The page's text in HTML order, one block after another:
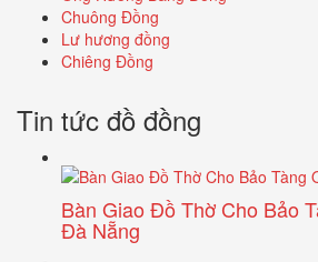
Chuông Đồng
Lư hương đồng
Chiêng Đồng
Tin tức đồ đồng
Bàn Giao Đồ Thờ Cho Bảo
Đà Nẵng